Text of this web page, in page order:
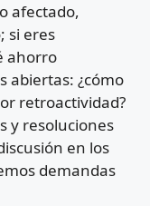
afectado,
si eres
ahorro
abiertas: ¿cómo
retroactividad?
y resoluciones
en los
demandas